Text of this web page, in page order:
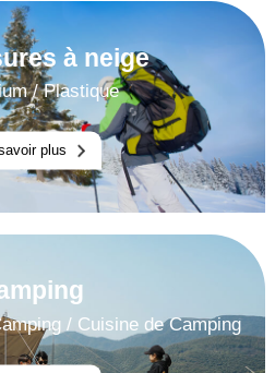
à neige
/Plastique
plus
/ Cuisine de Camping